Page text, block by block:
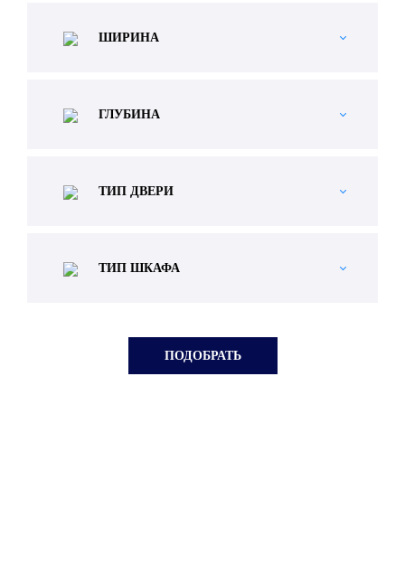
ШИРИНА
ГЛУБИНА
ТИП ДВЕРИ
ТИП ШКАФА